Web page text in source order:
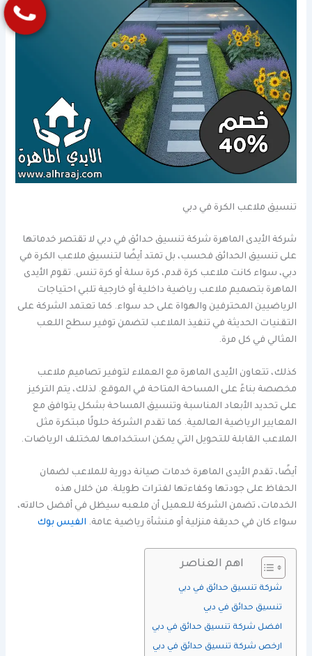
تنسيق ملاعب الكرة في دبي
شركة الأيدى الماهرة شركة تنسيق حدائق في دبي لا تقتصر خدماتها
على تنسيق الحدائق فحسب، بل تمتد أيضًا لتنسيق ملاعب الكرة في
دبي، سواء كانت ملاعب كرة قدم، كرة سلة أو كرة تنس. تقوم الأيدى
الماهرة بتصميم ملاعب رياضية داخلية أو خارجية تلبي احتياجات
الرياضيين المحترفين والهواة على حد سواء. كما تعتمد الشركة على
التقنيات الحديثة في تنفيذ الملاعب لتضمن توفير سطح اللعب
المثالي في كل مرة.
كذلك، تتعاون الأيدى الماهرة مع العملاء لتوفير تصاميم ملاعب
مخصصة بناءً على المساحة المتاحة في الموقع. لذلك، يتم التركيز
على تحديد الأبعاد المناسبة وتنسيق المساحة بشكل يتوافق مع
المعايير الرياضية العالمية. كما تقدم الشركة حلولًا مبتكرة مثل
الملاعب القابلة للتحويل التي يمكن استخدامها لمختلف الرياضات.
أيضًا، تقدم الأيدى الماهرة خدمات صيانة دورية للملاعب لضمان
الحفاظ على جودتها وكفاءتها لفترات طويلة. من خلال هذه
الخدمات، تضمن الشركة للعميل أن ملعبه سيظل في أفضل حالاته،
سواء كان في حديقة منزلية أو منشأة رياضية عامة. الفيس بوك
اهم العناصر
شركة تنسيق حدائق في دبي
تنسيق حدائق في دبي
افضل شركة تنسيق حدائق في دبي
ارخص شركة تنسيق حدائق في دبي